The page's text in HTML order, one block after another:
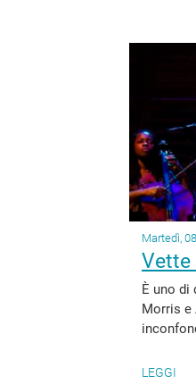
Martedì,
Vette
È uno di
Morris e
LEGGI